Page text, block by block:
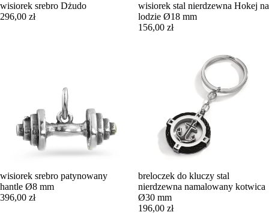
wisiorek srebro Dżudo
296,00 zł
wisiorek stal nierdzewna Hokej na
lodzie Ø18 mm
156,00 zł
wisiorek srebro patynowany
hantle Ø8 mm
396,00 zł
breloczek do kluczy stal
nierdzewna namalowany kotwica
Ø30 mm
196,00 zł